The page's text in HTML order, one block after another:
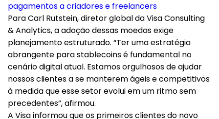
pagamentos a criadores e freelancers
Para Carl Rutstein, diretor global da Visa Consulting
& Analytics, a adoção dessas moedas exige
planejamento estruturado. “Ter uma estratégia
abrangente para stablecoins é fundamental no
cenário digital atual. Estamos orgulhosos de ajudar
nossos clientes a se manterem ágeis e competitivos
à medida que esse setor evolui em um ritmo sem
precedentes”, afirmou.
A Visa informou que os primeiros clientes do novo